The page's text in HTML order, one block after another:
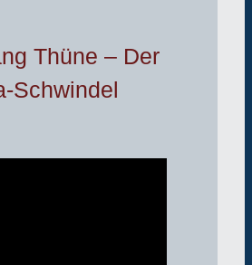
Thüne – Der
Schwindel